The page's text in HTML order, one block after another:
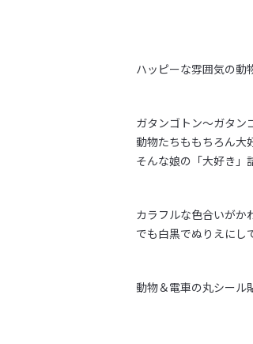
ハッピーな雰囲気の動
ガタンゴトン～ガタン
動物たちももちろん大
そんな娘の「大好き」
カラフルな色合いがか
でも白黒でぬりえにし
動物＆電車の丸シール